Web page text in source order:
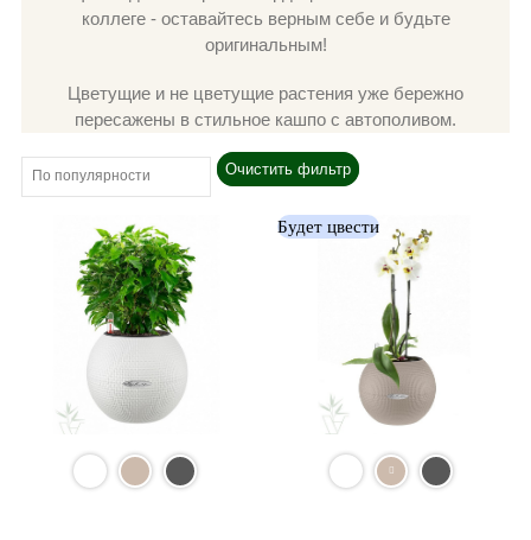
коллеге - оставайтесь верным себе и будьте
оригинальным!
Цветущие и не цветущие растения уже бережно
пересажены в стильное кашпо с автополивом.
Очистить фильтр
Будет цвести